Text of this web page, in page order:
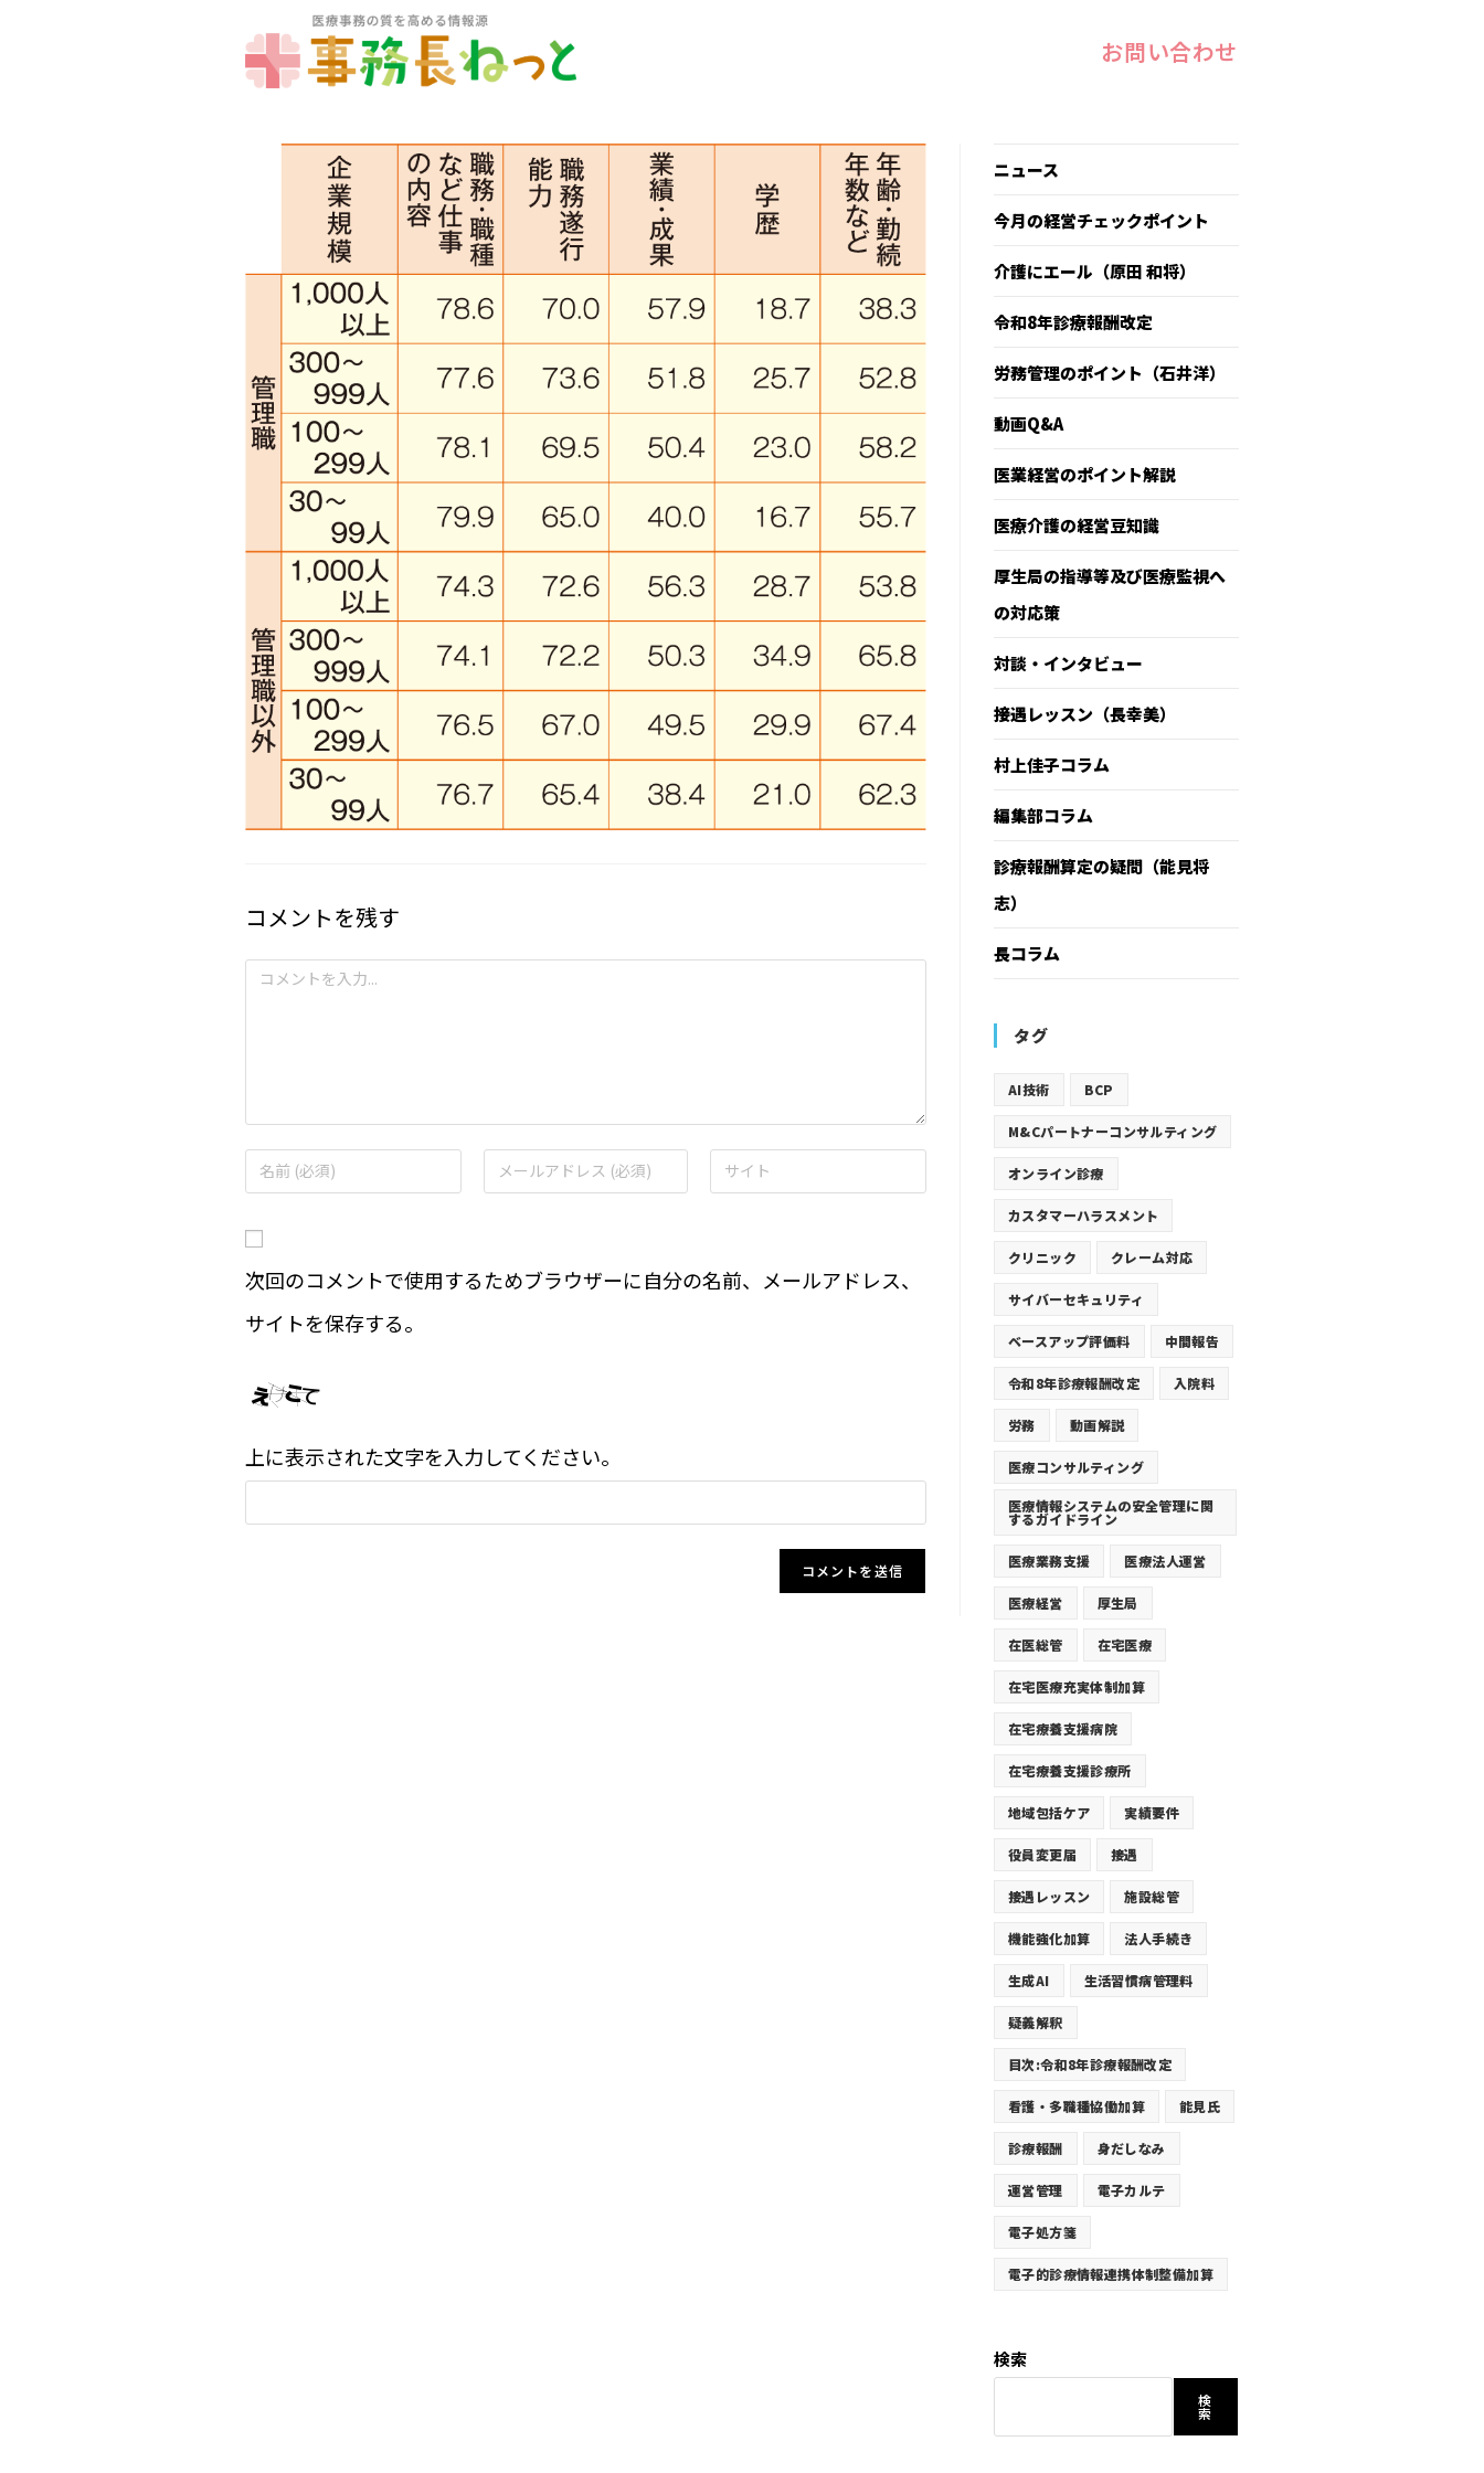
お問い合わせ
コメントを残す
次回のコメントで使用するためブラウザーに自分の名前、メールアドレス、
サイトを保存する。
上に表示された文字を入力してください。
ニュース
今月の経営チェックポイント
介護にエール（原田 和将）
令和8年診療報酬改定
労務管理のポイント（石井洋）
動画Q&A
医業経営のポイント解説
医療介護の経営豆知識
厚生局の指導等及び医療監視へ
の対応策
対談・インタビュー
接遇レッスン（長幸美）
村上佳子コラム
編集部コラム
診療報酬算定の疑問（能見将
志）
長コラム
タグ
AI技術 BCP
M&Cパートナーコンサルティング
オンライン診療
カスタマーハラスメント
クリニック クレーム対応
サイバーセキュリティ
ベースアップ評価料 中間報告
令和8年診療報酬改定 入院料
労務 動画解説
医療コンサルティング
医療情報システムの安全管理に関
するガイドライン
医療業務支援 医療法人運営
医療経営 厚生局
在医総管 在宅医療
在宅医療充実体制加算
在宅療養支援病院
在宅療養支援診療所
地域包括ケア 実績要件
役員変更届 接遇
接遇レッスン 施設総管
機能強化加算 法人手続き
生成AI 生活習慣病管理料
疑義解釈
目次:令和8年診療報酬改定
看護・多職種協働加算 能見氏
診療報酬 身だしなみ
運営管理 電子カルテ
電子処方箋
電子的診療情報連携体制整備加算
検索
検
索